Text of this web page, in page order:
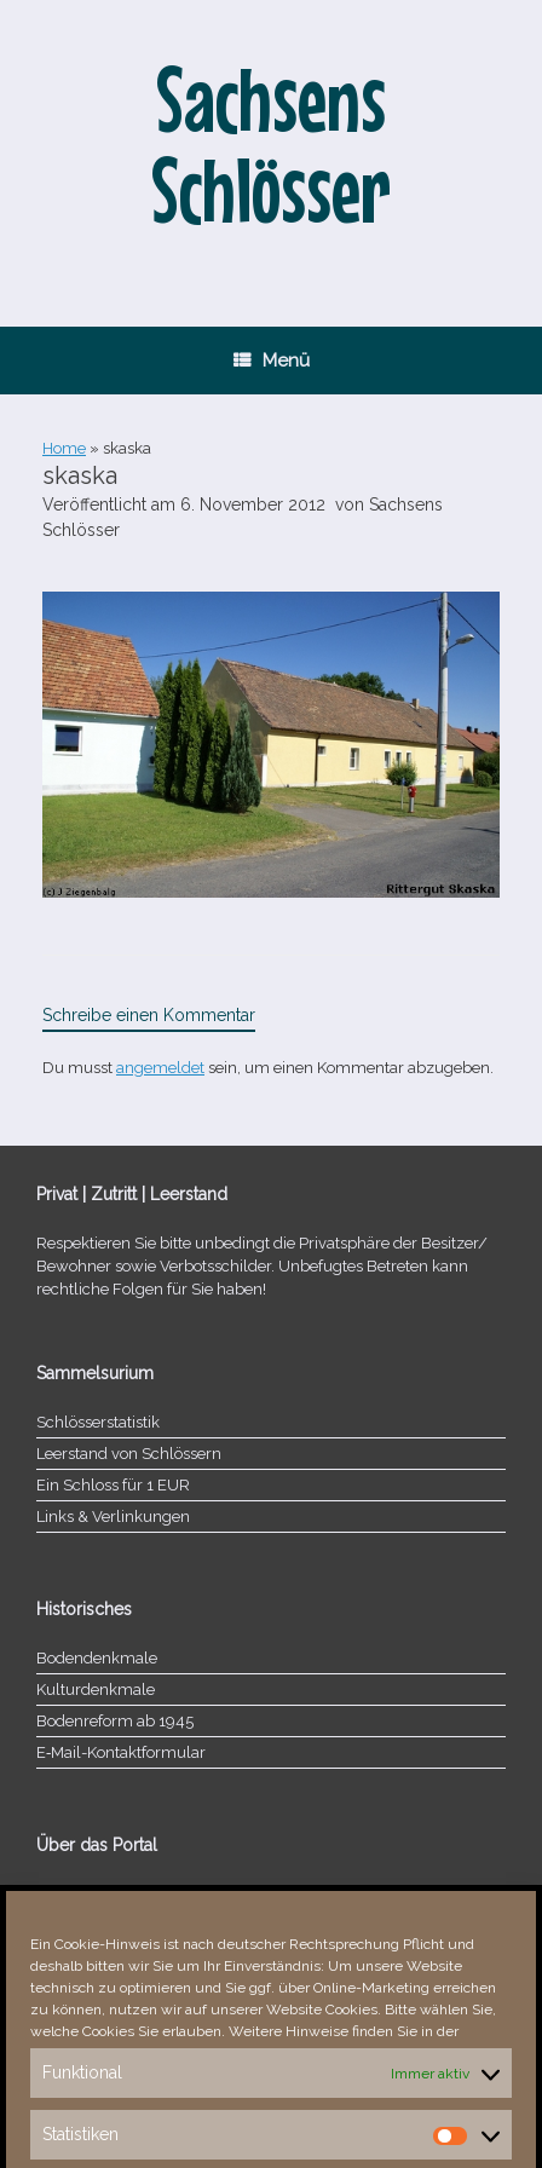
Ein Cookie-Hinweis ist nach deutscher Rechtsprechung Pflicht und
deshalb bitten wir Sie um Ihr Einverständnis: Um unsere Website
technisch zu optimieren und Sie ggf. über Online-Marketing erreichen
zu können, nutzen wir auf unserer Website Cookies. Bitte wählen Sie,
welche Cookies Sie erlauben. Weitere Hinweise finden Sie in der
Funktional Immer aktiv
Statistiken
Statistiken
Sachsens
Schlösser
Menü
Home » skaska
skaska
Veröffentlicht am 6. November 2012 von Sachsens
Schlösser
Schreibe einen Kommentar
Du musst angemeldet sein, um einen Kommentar abzugeben.
Privat | Zutritt | Leerstand
Respektieren Sie bitte unbe­dingt die Privatsphäre der Besitzer/​
Bewohner sowie Verbotsschilder. Unbefugtes Betreten kann
recht­li­che Folgen für Sie haben!
Sammelsurium
Schlösserstatistik
Leerstand von Schlössern
Ein Schloss für 1 EUR
Links & Verlinkungen
Historisches
Bodendenkmale
Kulturdenkmale
Bodenreform ab 1945
E‑Mail-​​Kontaktformular
Über das Portal
Über dieses Portal
Fehler bemerkt?
Besucher seit 08/​2021